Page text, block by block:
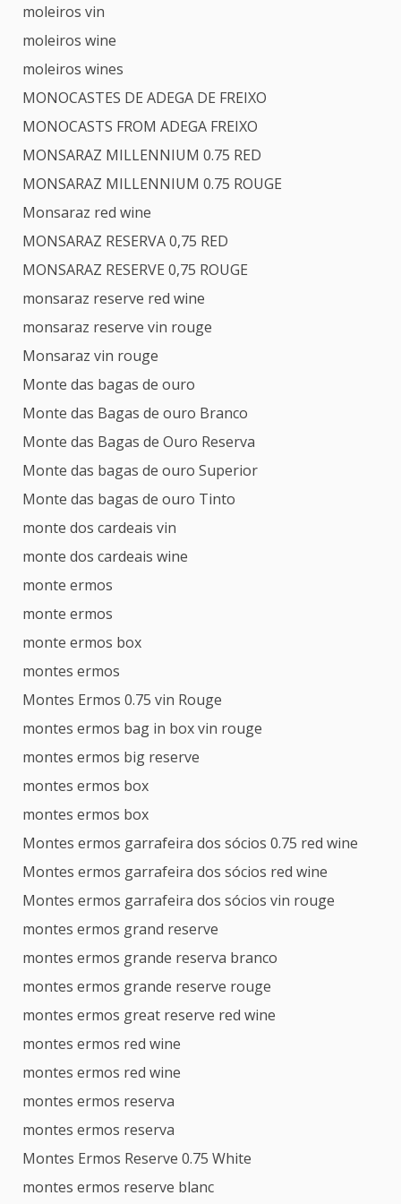
moleiros vin
moleiros wine
moleiros wines
MONOCASTES DE ADEGA DE FREIXO
MONOCASTS FROM ADEGA FREIXO
MONSARAZ MILLENNIUM 0.75 RED
MONSARAZ MILLENNIUM 0.75 ROUGE
Monsaraz red wine
MONSARAZ RESERVA 0,75 RED
MONSARAZ RESERVE 0,75 ROUGE
monsaraz reserve red wine
monsaraz reserve vin rouge
Monsaraz vin rouge
Monte das bagas de ouro
Monte das Bagas de ouro Branco
Monte das Bagas de Ouro Reserva
Monte das bagas de ouro Superior
Monte das bagas de ouro Tinto
monte dos cardeais vin
monte dos cardeais wine
monte ermos
monte ermos
monte ermos box
montes ermos
Montes Ermos 0.75 vin Rouge
montes ermos bag in box vin rouge
montes ermos big reserve
montes ermos box
montes ermos box
Montes ermos garrafeira dos sócios 0.75 red wine
Montes ermos garrafeira dos sócios red wine
Montes ermos garrafeira dos sócios vin rouge
montes ermos grand reserve
montes ermos grande reserva branco
montes ermos grande reserve rouge
montes ermos great reserve red wine
montes ermos red wine
montes ermos red wine
montes ermos reserva
montes ermos reserva
Montes Ermos Reserve 0.75 White
montes ermos reserve blanc